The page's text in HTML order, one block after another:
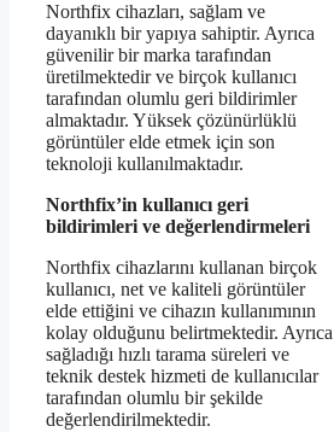
Northfix cihazları, sağlam ve
dayanıklı bir yapıya sahiptir. Ayrıca
güvenilir bir marka tarafından
üretilmektedir ve birçok kullanıcı
tarafından olumlu geri bildirimler
almaktadır. Yüksek çözünürlüklü
görüntüler elde etmek için son
teknoloji kullanılmaktadır.
Northfix’in kullanıcı geri
bildirimleri ve değerlendirmeleri
Northfix cihazlarını kullanan birçok
kullanıcı, net ve kaliteli görüntüler
elde ettiğini ve cihazın kullanımının
kolay olduğunu belirtmektedir. Ayrıca
sağladığı hızlı tarama süreleri ve
teknik destek hizmeti de kullanıcılar
tarafından olumlu bir şekilde
değerlendirilmektedir.